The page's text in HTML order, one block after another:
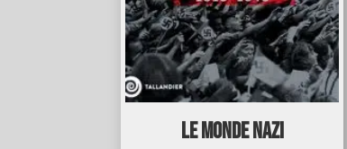
Le monde nazi